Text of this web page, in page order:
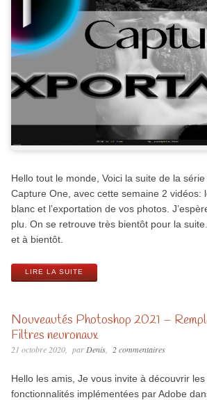
Hello tout le monde, Voici la suite de la
Capture One, avec cette semaine 2 vidéos:
blanc et l’exportation de vos photos.
plu. On se retrouve très bientôt pour la
et à bientôt.
LIRE LA SUITE
Nouveautés Photoshop 2021 –
Filtres neuronaux
21 octobre 2020 par Denis 2 commentaires
Hello les amis, Je vous invite à découvrir
fonctionnalités implémentées par Adobe